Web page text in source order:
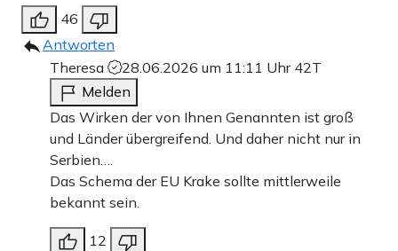
46
Antworten
Theresa
28.06.2026 um 11:11 Uhr 42T
Melden
Das Wirken der von Ihnen Genannten ist groß
und Länder übergreifend. Und daher nicht nur in
Serbien….
Das Schema der EU Krake sollte mittlerweile
bekannt sein.
12